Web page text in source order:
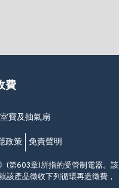
費
寶及抽氣扇
政策 免責聲明
(第603章)所指的受管制電器。該
該產品徵收下列循環再造徵費，